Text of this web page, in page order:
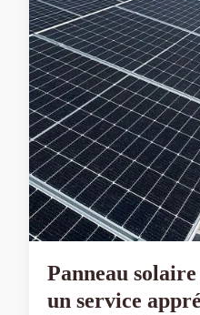
Panneau
un service